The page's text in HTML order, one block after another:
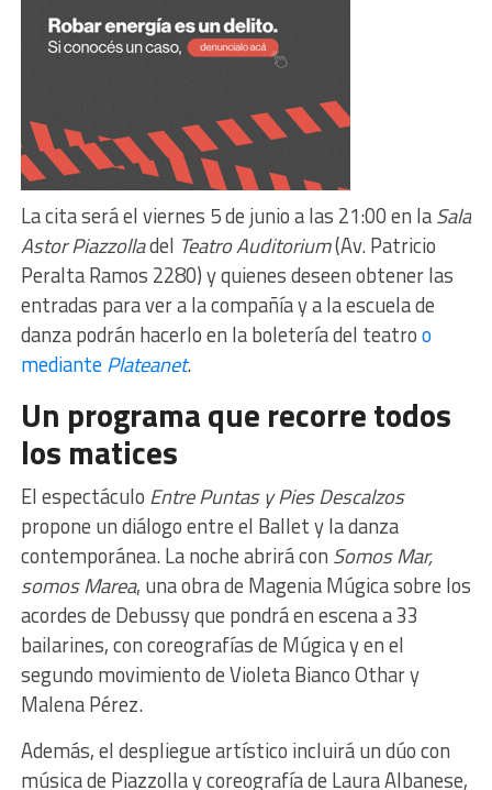
La cita será el viernes 5 de junio a las 21:00 en laSala
Astor Piazzolladel Teatro Auditorium(Av. Patricio
Peralta Ramos 2280) y quienes deseen obtener las
entradas para ver a la compañía y a la escuela de
danza podrán hacerlo en la boletería del teatroo
mediantePlateanet.
Un programa que recorre todos
los matices
El espectáculo Entre Puntas y Pies Descalzos
propone un diálogo entre el Ballet y la danza
contemporánea. La noche abrirá con Somos Mar,
somos Marea, una obra de Magenia Múgica sobre los
acordes de Debussy que pondrá en escena a 33
bailarines, con coreografías de Múgica y en el
segundo movimiento de Violeta Bianco Othar y
Malena Pérez.
Además, el despliegue artístico incluirá un dúo con
música de Piazzolla y coreografía de Laura Albanese,